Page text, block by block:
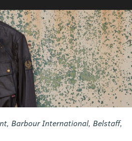
Barbour International, Belstaff,